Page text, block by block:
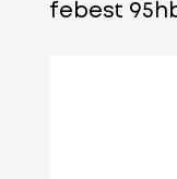
febest